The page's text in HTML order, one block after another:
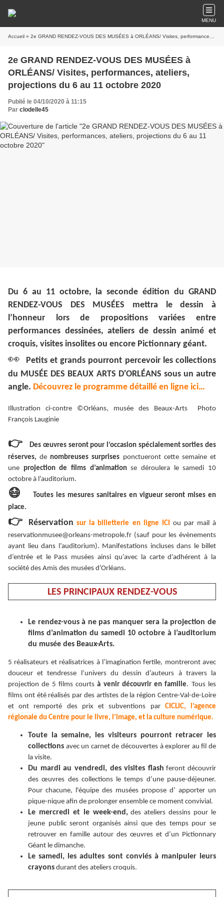
MENU
Accueil » 2e GRAND RENDEZ-VOUS DES MUSÉES à ORLÉANS/ Visites, performances, ateliers, projections du 6 au 11 octobre 2020
2e GRAND RENDEZ-VOUS DES MUSÉES à
ORLÉANS/ Visites, performances, ateliers,
projections du 6 au 11 octobre 2020
Publié le 04/10/2020 à 11:15
Par clodelle45
Du 6 au 11 octobre, la seconde édition du GRAND
RENDEZ-VOUS DES MUSÉES mettra le dessin à
l’honneur lors de propositions variées entre
performances dessinées, ateliers de dessin animé et
croquis, visites insolites ou encore Pictionnary géant.
👀
Petits et grands pourront percevoir les collections
du MUSÉE DES BEAUX ARTS D'ORLÉANS sous un autre
angle. Découvrez le programme détaillé en ligne ici…
Illustration ci-contre ©Orléans, musée des Beaux-Arts Photo
François Lauginie
👉
Des œuvres seront pour l’occasion spécialement sorties des
réserves, de nombreuses surprises ponctueront cette semaine et
une projection de films d’animationse déroulera le samedi 10
octobre à l’auditorium.
😷Toutes les mesures sanitaires en vigueur seront mises en
place.
👉 Réservation sur la billetterie en ligne ICI ou par mail à
reservationmusee@orleans-metropole.fr (sauf pour les évènements
ayant lieu dans l’auditorium). Manifestations incluses dans le billet
d’entrée et le Pass musées ainsi qu’avec la carte d’adhérent à la
société des Amis des musées d’Orléans.
LES PRINCIPAUX RENDEZ-VOUS
Le rendez-vous à ne pas manquer sera la projection de
films d’animation du samedi 10 octobre à l’auditorium
du musée des Beaux-Arts.
5 réalisateurs et réalisatrices à l’imagination fertile, montreront avec
douceur et tendresse l’univers du dessin d’auteurs à travers la
projection de 5 films courtsà venir découvrir en famille. Tous les
films ont été réalisés par des artistes de la région Centre-Val-de-Loire
et ont remporté des prix et subventions par CICLIC, l’agence
régionale du Centre pour le livre, l’image, et la culture numérique.
Toute la semaine, les visiteurs pourront retracer les
collections avec un carnet de découvertes à explorer au fil de
la visite.
Du mardi au vendredi, des visites flash feront découvrir
des œuvres des collections le temps d’une pause-déjeuner.
Pour chacune, l'équipe des musées propose d’ apporter un
pique-nique afin de prolonger ensemble ce moment convivial.
Le mercredi et le week-end,des ateliers dessins pour le
jeune public seront organisés ainsi que des temps pour se
retrouver en famille autour des œuvres et d’un Pictionnary
Géant le dimanche.
Le samedi, les adultes sont conviés à manipuler leurs
crayons durant des ateliers croquis.